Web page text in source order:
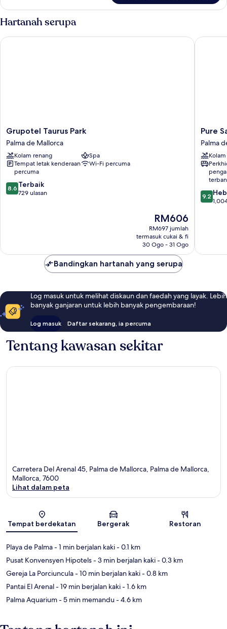
Hartanah serupa
Grupotel
Taurus
Park
Palma
de
Mallorca
Grupotel Taurus Park
Palma de Mallorca
Kolam renang
Spa
Tempat letak kenderaan
percuma
Wi-Fi percuma
8.6
daripada
8.6 Terbaik
729 ulasan
Harga
ialah
RM606
RM606
RM697 jumlah
termasuk cukai & fi
30 Ogo - 31 Ogo
Grupotel Taurus Park
Pure
Salt
-
Adults
Only
Palma
de
Mallorca
Pure
Palma
9.2
9.2
Pure
Bandingkan hartanah yang serupa
Log masuk untuk melihat diskaun dan faedah yang layak. Lebih
banyak ganjaran untuk lebih banyak pengembaraan!
Log masuk Daftar sekarang, ia percuma
Tentang kawasan sekitar
Carretera Del Arenal 45, Palma de Mallorca, Palma de Mallorca,
Mallorca, 7600
Lihat dalam peta
Tempat berdekatan Bergerak Restoran
Playa de Palma- 1 min berjalan kaki- 0.1 km
Pusat Konvensyen Hipotels- 3 min berjalan kaki- 0.3 km
Gereja La Porciuncula- 10 min berjalan kaki- 0.8 km
Pantai El Arenal- 19 min berjalan kaki- 1.6 km
Palma Aquarium- 5 min memandu- 4.6 km